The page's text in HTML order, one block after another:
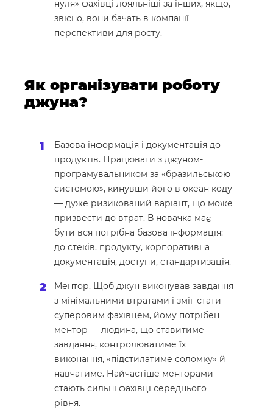
нуля» фахівці лояльніші за інших, якщо,
звісно, вони бачать в компанії
перспективи для росту.
Як організувати роботу
джуна?
Базова інформація і документація до
продуктів. Працювати з джуном-
програмувальником за «бразильською
системою», кинувши його в океан коду
— дуже ризикований варіант, що може
призвести до втрат. В новачка має
бути вся потрібна базова інформація:
до стеків, продукту, корпоративна
документація, доступи, стандартизація.
Ментор. Щоб джун виконував завдання
з мінімальними втратами і зміг стати
суперовим фахівцем, йому потрібен
ментор — людина, що ставитиме
завдання, контролюватиме їх
виконання, «підстилатиме соломку» й
навчатиме. Найчастіше менторами
стають сильні фахівці середнього
рівня.